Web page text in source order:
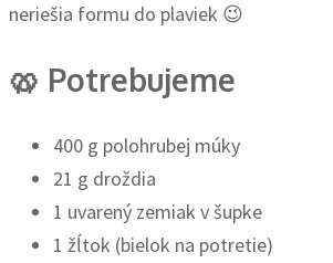
neriešia formu do plaviek 😉
🥨 Potrebujeme
400 g polohrubej múky
21 g droždia
1 uvarený zemiak v šupke
1 žĺtok (bielok na potretie)